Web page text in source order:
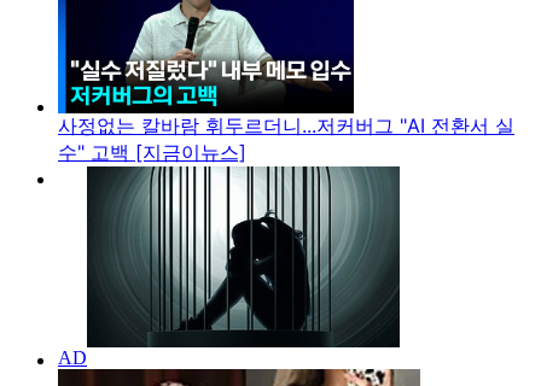
사정없는 칼바람 휘두르더니...저커버그 "AI 전환서 실
수" 고백 [지금이뉴스]